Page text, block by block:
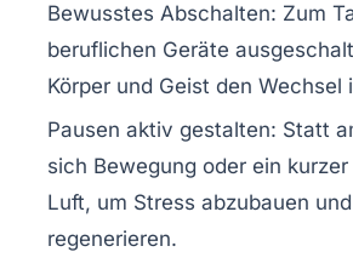
Bewusstes Abschalten: Zum
beruflichen Geräte
Körper und Geist den
Pausen aktiv gestalten: Statt
sich Bewegung oder ein
Luft, um Stress abzubauen
regenerieren.